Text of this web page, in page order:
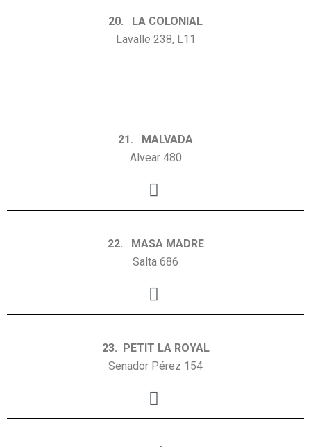
20. LA COLONIAL
Lavalle 238, L11
21. MALVADA
Alvear 480
22. MASA MADRE
Salta 686
23. PETIT LA ROYAL
Senador Pérez 154